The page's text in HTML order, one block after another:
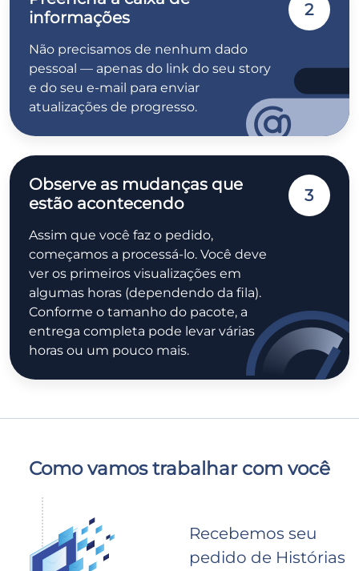
informações
Não precisamos de nenhum dado
pessoal — apenas do link do seu story
e do seu e-mail para enviar
atualizações de progresso.
2
Observe as mudanças que
estão acontecendo
Assim que você faz o pedido,
começamos a processá-lo. Você deve
ver os primeiros visualizações em
algumas horas (dependendo da fila).
Conforme o tamanho do pacote, a
entrega completa pode levar várias
horas ou um pouco mais.
3
Como vamos trabalhar com você
Recebemos seu
pedido de Histórias